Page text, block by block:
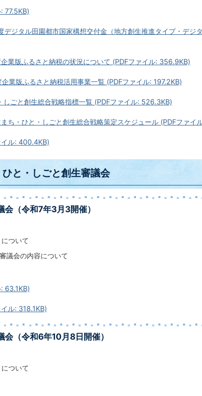
77.5KB)
デジタル田園都市国家構想交付金（地方創生推進タイプ・デジ
業版ふるさと納税の状況について (PDFファイル: 356.9KB)
業版ふるさと納税活用事業一覧 (PDFファイル: 197.2KB)
しごと創生総合戦略指標一覧 (PDFファイル: 526.3KB)
ち・ひと・しごと創生総合戦略策定スケジュール (PDFファイ
ル: 400.4KB)
と・しごと創生審議会
（令和7年3月3開催）
について
議会の内容について
63.1KB)
ル: 318.1KB)
（令和6年10月8日開催）
について